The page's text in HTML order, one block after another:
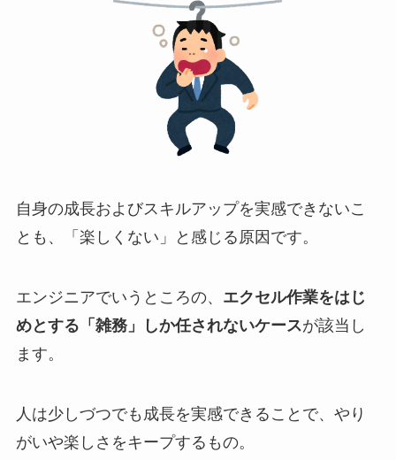
自身の成長およびスキルアップを実感できないこ
とも、「楽しくない」と感じる原因です。
エンジニアでいうところの、 エクセル作業をはじ
めとする「雑務」しか任されないケースが該当し
ます。
人は少しづつでも成長を実感できることで、やり
がいや楽しさをキープするもの。